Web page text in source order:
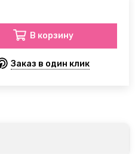
В корзину
Заказ в один клик